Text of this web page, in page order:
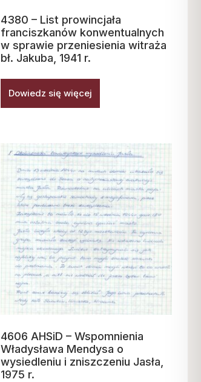
4380 – List prowincjała
franciszkanów konwentualnych
w sprawie przeniesienia witraża
bł. Jakuba, 1941 r.
Dowiedz się więcej
4606 AHSiD – Wspomnienia
Władysława Mendysa o
wysiedleniu i zniszczeniu Jasła,
1975 r.